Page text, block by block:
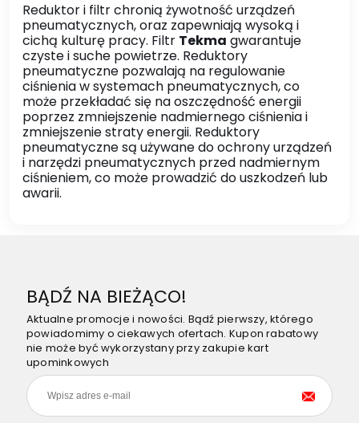
Reduktor i filtr chronią żywotność urządzeń
pneumatycznych, oraz zapewniają wysoką i
cichą kulturę pracy. Filtr Tekma gwarantuje
czyste i suche powietrze. Reduktory
pneumatyczne pozwalają na regulowanie
ciśnienia w systemach pneumatycznych, co
może przekładać się na oszczędność energii
poprzez zmniejszenie nadmiernego ciśnienia i
zmniejszenie straty energii. Reduktory
pneumatyczne są używane do ochrony urządzeń
i narzędzi pneumatycznych przed nadmiernym
ciśnieniem, co może prowadzić do uszkodzeń lub
awarii.
BĄDŹ NA BIEŻĄCO!
Aktualne promocje i nowości. Bądź pierwszy, którego
powiadomimy o ciekawych ofertach. Kupon rabatowy
nie może być wykorzystany przy zakupie kart
upominkowych